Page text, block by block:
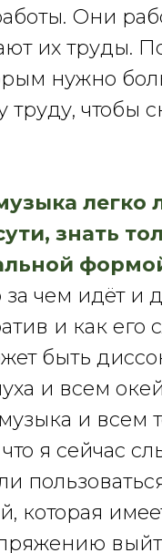
Они
их труды.
нужно
чтобы
легко
знать
чем идёт и
и как его
быть
и всем
и всем
я сейчас
которая